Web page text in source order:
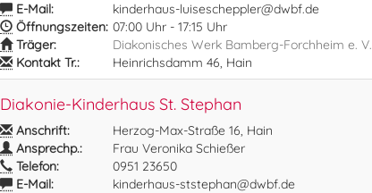
E-Mail:
kinderhaus-luisescheppler@dwbf.de
Öffnungszeiten: 07:00 Uhr - 17:15 Uhr
Träger:
Diakonisches Werk Bamberg-Forchheim e. V.
Kontakt Tr.:
Heinrichsdamm 46, Hain
Diakonie-Kinderhaus St. Stephan
Anschrift:
Herzog-Max-Straße 16, Hain
Ansprechp.:
Frau Veronika Schießer
Telefon:
0951 23650
E-Mail:
kinderhaus-ststephan@dwbf.de